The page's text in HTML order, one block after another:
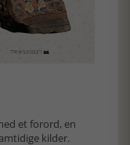
et forord, en
kilder.